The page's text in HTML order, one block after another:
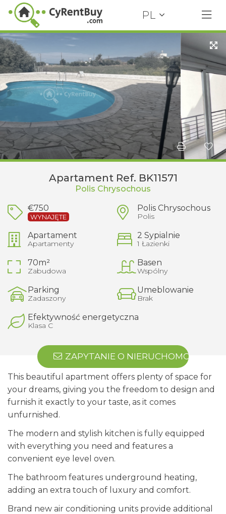
PL
Apartament Ref. BK11571
Polis Chrysochous
€750
WYNAJĘTE
Polis Chrysochous
Polis
Apartament
Apartamenty
2 Sypialnie
1 Łazienki
70m²
Zabudowa
Basen
Wspólny
Parking
Zadaszony
Umeblowanie
Brak
Efektywność energetyczna
Klasa C
ZAPYTANIE O NIERUCHOMOŚĆ
This beautiful apartment offers plenty of space for
your dreams, giving you the freedom to design and
furnish it exactly to your taste, as it comes
unfurnished.
The modern and stylish kitchen is fully equipped
with everything you need and features a
convenient eye level oven.
The bathroom features underground heating,
adding an extra touch of luxury and comfort.
Brand new air conditioning units provide additional